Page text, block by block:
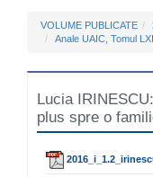
VOLUME PUBLICATE
Anale UAIC, Tomul
Lucia
plus spre o